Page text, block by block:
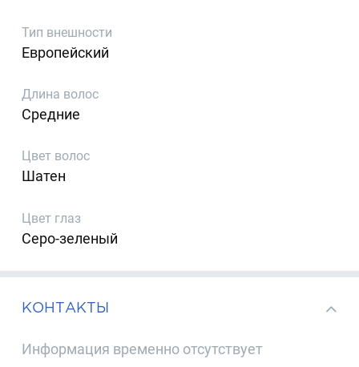
Тип внешности
Европейский
Длина волос
Средние
Цвет волос
Шатен
Цвет глаз
Серо-зеленый
КОНТАКТЫ
Информация временно отсутствует